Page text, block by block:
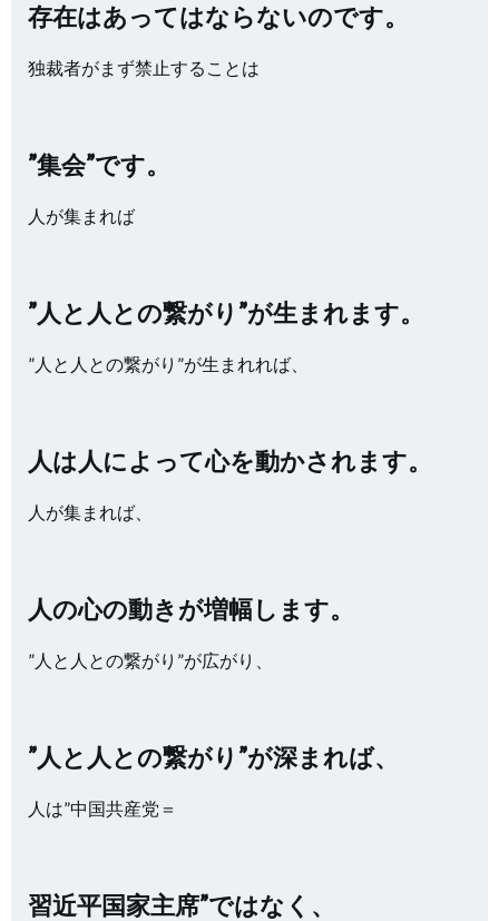
存在はあってはならないのです。
独裁者がまず禁止することは
”集会”です。
人が集まれば
”人と人との繋がり”が生まれます。
”人と人との繋がり”が生まれれば、
人は人によって心を動かされます。
人が集まれば、
人の心の動きが増幅します。
”人と人との繋がり”が広がり、
”人と人との繋がり”が深まれば、
人は”中国共産党＝
習近平国家主席”ではなく、